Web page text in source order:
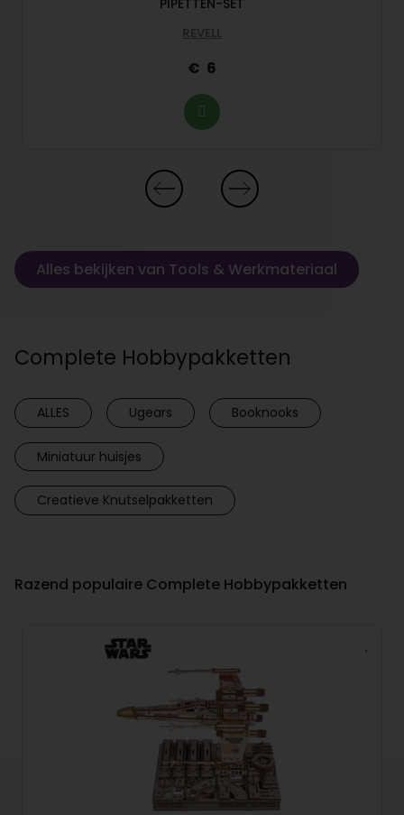
PIPETTEN-SET
REVELL
6
Alles bekijken van Tools & Werkmateriaal
Complete Hobbypakketten
ALLES Ugears Booknooks
Miniatuur huisjes
Creatieve Knutselpakketten
Razend populaire Complete Hobbypakketten